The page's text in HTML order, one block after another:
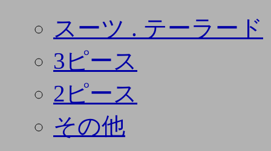
スーツ . テーラード
3ピース
2ピース
その他